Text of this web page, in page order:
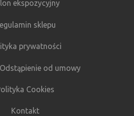
ekspozycyjny
sklepu
prywatności
od umowy
Cookies
Kontakt